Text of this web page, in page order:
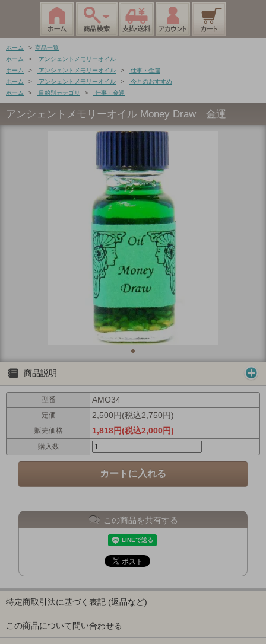
ホーム > 商品一覧
ホーム
>
アンシェントメモリーオイル
ホーム
> アンシェントメモリーオイル >
仕事・金運
ホーム
> アンシェントメモリーオイル >
今月のおすすめ
ホーム
> 目的別カテゴリ > 仕事・金運
アンシェントメモリーオイル Money Draw 金運
商品説明
型番 AMO34
定価 2,500円(税込2,750円)
販売価格 1,818円(税込2,000円)
購入数
この商品を共有する
特定商取引法に基づく表記 (返品など)
この商品について問い合わせる